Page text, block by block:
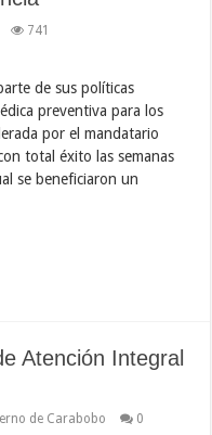
741
de sus políticas
preventiva para los
por el mandatario
total éxito las semanas
se beneficiaron un
Atención Integral
de Carabobo
0